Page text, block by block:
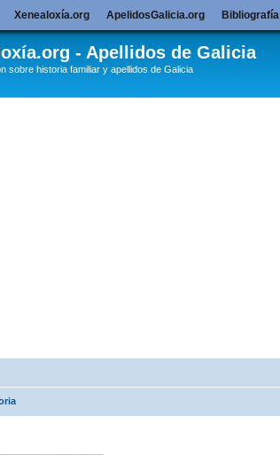
- Apellidos de Galicia
sobre historia familiar y apellidos de Galicia
Xenealoxía.org ApelidosGalicia.org Bibliografía